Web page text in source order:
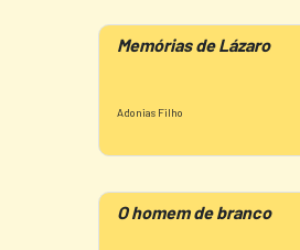
Memórias de Lázaro
Adonias Filho
O homem de branco